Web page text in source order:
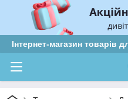
Інтернет-магазин товарів